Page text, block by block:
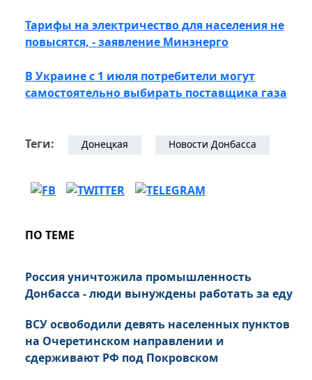
Тарифы на электричество для населения не
повысятся, - заявление Минэнерго
В Украине с 1 июля потребители могут
самостоятельно выбирать поставщика газа
Теги: Донецкая Новости Донбасса
ПО ТЕМЕ
Россия уничтожила промышленность
Донбасса - люди вынуждены работать за еду
ВСУ освободили девять населенных пунктов
на Очеретинском направлении и
сдерживают РФ под Покровском